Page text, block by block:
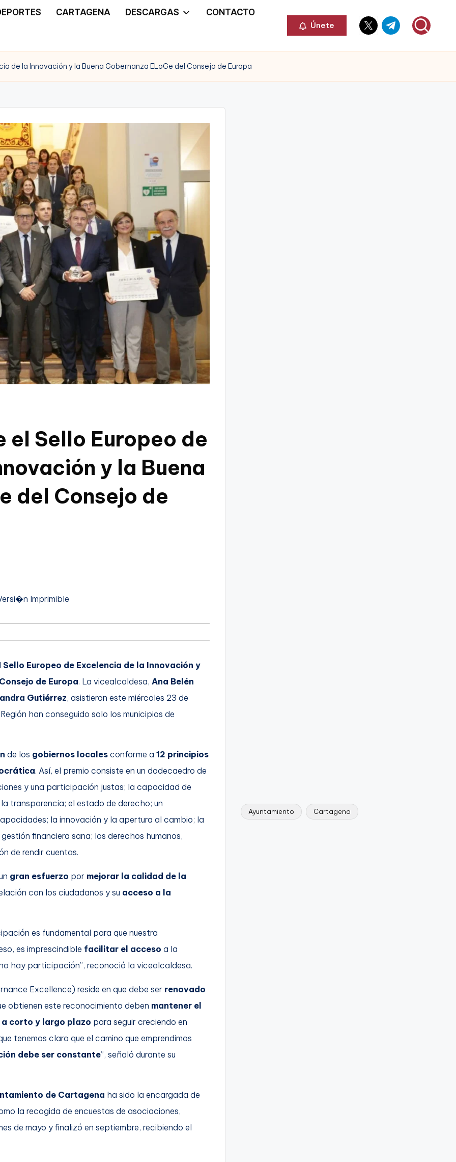
CARTAGENA DESCARGAS CONTACTO
Únete
Elemento
del
Elemento
del
de la Innovación y la Buena Gobernanza ELoGe del Consejo de Europa
Sello Europeo de
y la Buena
del Consejo de
Imprimible
Sello Europeo de Excelencia de la Innovación y
Consejo de Europa. La vicealcaldesa, Ana Belén
Gutiérrez, asistieron este miércoles 23 de
han conseguido solo los municipios de
de los gobiernos locales conforme a 12 principios
. Así, el premio consiste en un dodecaedro de
y una participación justas; la capacidad de
transparencia; el estado de derecho; un
la innovación y la apertura al cambio; la
financiera sana; los derechos humanos,
de rendir cuentas.
gran esfuerzo por mejorar la calidad de la
con los ciudadanos y su acceso a la
es fundamental para que nuestra
es imprescindible facilitar el acceso a la
hay participación”, reconoció la vicealcaldesa.
Excellence) reside en que debe ser renovado
obtienen este reconocimiento deben mantener el
corto y largo plazo para seguir creciendo en
tenemos claro que el camino que emprendimos
debe ser constante”, señaló durante su
de Cartagena ha sido la encargada de
la recogida de encuestas de asociaciones,
de mayo y finalizó en septiembre, recibiendo el
Etiquetas:
Ayuntamiento Cartagena